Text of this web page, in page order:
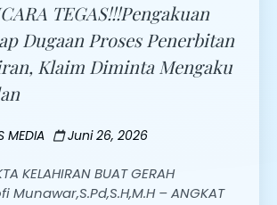
TEGAS!!!Pengakuan
Dugaan Proses Penerbitan
Klaim Diminta Mengaku
MEDIA Juni 26, 2026
KELAHIRAN BUAT GERAH
Munawar,S.Pd,S.H,M.H – ANGKAT